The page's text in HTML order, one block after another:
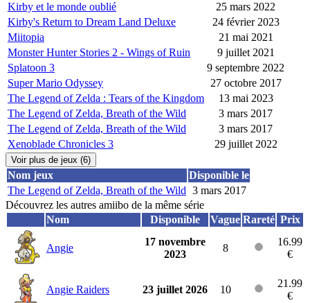
Kirby et le monde oublié
25 mars 2022
Kirby's Return to Dream Land Deluxe
24 février 2023
Miitopia
21 mai 2021
Monster Hunter Stories 2 - Wings of Ruin
9 juillet 2021
Splatoon 3
9 septembre 2022
Super Mario Odyssey
27 octobre 2017
The Legend of Zelda : Tears of the Kingdom
13 mai 2023
The Legend of Zelda, Breath of the Wild
3 mars 2017
The Legend of Zelda, Breath of the Wild
3 mars 2017
Xenoblade Chronicles 3
29 juillet 2022
Voir plus de jeux (6)
Nom jeux
Disponible le
The Legend of Zelda, Breath of the Wild 3 mars 2017
Découvrez les autres amiibo de la même série
Nom
Disponible Vague Rareté Prix
Angie
17 novembre
2023
8
16.99
€
Angie Raiders 23 juillet 2026 10
21.99
€